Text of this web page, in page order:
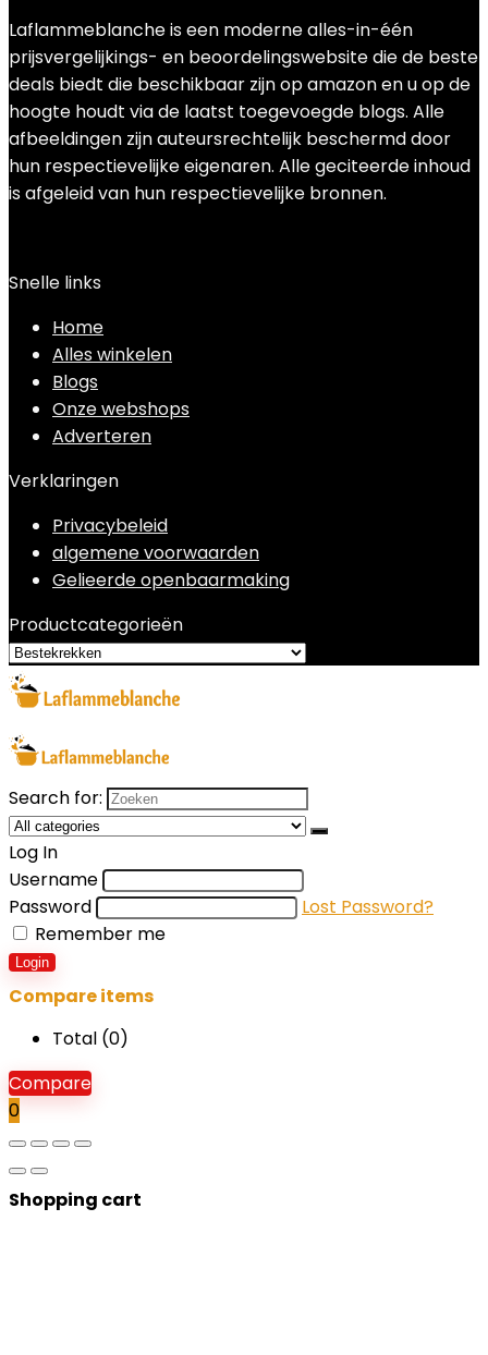
Laflammeblanche is een moderne alles-in-één
prijsvergelijkings- en beoordelingswebsite die de beste
deals biedt die beschikbaar zijn op amazon en u op de
hoogte houdt via de laatst toegevoegde blogs. Alle
afbeeldingen zijn auteursrechtelijk beschermd door
hun respectievelijke eigenaren. Alle geciteerde inhoud
is afgeleid van hun respectievelijke bronnen.
Snelle links
Home
Alles winkelen
Blogs
Onze webshops
Adverteren
Verklaringen
Privacybeleid
algemene voorwaarden
Gelieerde openbaarmaking
Productcategorieën
Search for:
Log In
Username
Password
Lost Password?
Remember me
Login
Compare items
Total (0)
Compare
0
Shopping cart